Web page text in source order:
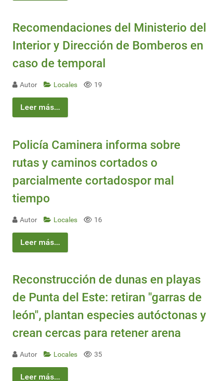
Recomendaciones del Ministerio del
Interior y Dirección de Bomberos en
caso de temporal
Autor Locales 19
Leer más...
Policía Caminera informa sobre
rutas y caminos cortados o
parcialmente cortadospor mal
tiempo
Autor Locales 16
Leer más...
Reconstrucción de dunas en playas
de Punta del Este: retiran "garras de
león", plantan especies autóctonas y
crean cercas para retener arena
Autor Locales 35
Leer más...